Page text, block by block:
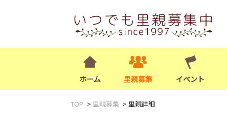
ホーム 里親募集 イベント
TOP 里親募集 里親詳細